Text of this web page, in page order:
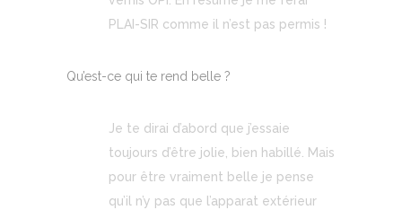
PLAI-SIR comme il n’est pas permis !
Qu’est-ce qui te rend belle ?
Je te dirai d’abord que j’essaie
toujours d’être jolie, bien habillé. Mais
pour être vraiment belle je pense
qu’il n’y pas que l’apparat extérieur